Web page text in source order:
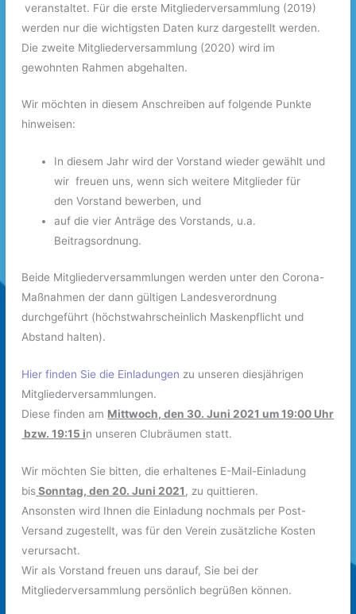
veranstaltet. Für die erste Mitgliederversammlung (2019)
werden nur die wichtigsten Daten kurz dargestellt werden.
Die zweite Mitgliederversammlung (2020) wird im
gewohnten Rahmen abgehalten.
Wir möchten in diesem Anschreiben auf folgende Punkte
hinweisen:
In diesem Jahr wird der Vorstand wieder gewählt und
wir freuen uns, wenn sich weitere Mitglieder für
den Vorstand bewerben, und
auf die vier Anträge des Vorstands, u.a.
Beitragsordnung.
Beide Mitgliederversammlungen werden unter den Corona-
Maßnahmen der dann gültigen Landesverordnung
durchgeführt (höchstwahrscheinlich Maskenpflicht und
Abstand halten).
Hier finden Sie die Einladungen zu unseren diesjährigen
Mitgliederversammlungen.
Diese finden am Mittwoch, den 30. Juni 2021 um 19:00 Uhr
bzw. 19:15 in unseren Clubräumen statt.
Wir möchten Sie bitten, die erhaltenes E-Mail-Einladung
bis Sonntag, den 20. Juni 2021 , zu quittieren.
Ansonsten wird Ihnen die Einladung nochmals per Post-
Versand zugestellt, was für den Verein zusätzliche Kosten
verursacht.
Wir als Vorstand freuen uns darauf, Sie bei der
Mitgliederversammlung persönlich begrüßen können.